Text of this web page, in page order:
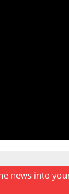
news into